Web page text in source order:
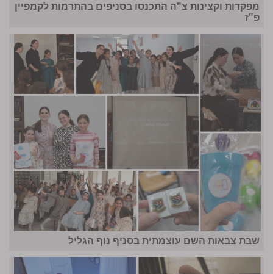
מפקדות וקצינות צ"ה התכנסו בסניפים בהתרמות לקמפיין
פ"ז
שבת צבאות השם עוצמתית בסניף נוף הגליל